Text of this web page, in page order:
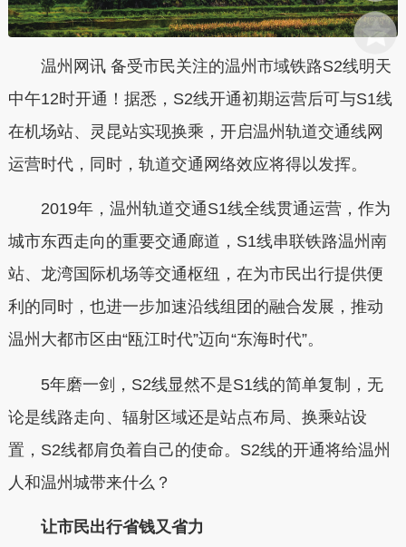
温州网讯 备受市民关注的温州市域铁路S2线明天
中午12时开通！据悉，S2线开通初期运营后可与S1线
在机场站、灵昆站实现换乘，开启温州轨道交通线网
运营时代，同时，轨道交通网络效应将得以发挥。
2019年，温州轨道交通S1线全线贯通运营，作为
城市东西走向的重要交通廊道，S1线串联铁路温州南
站、龙湾国际机场等交通枢纽，在为市民出行提供便
利的同时，也进一步加速沿线组团的融合发展，推动
温州大都市区由“瓯江时代”迈向“东海时代”。
5年磨一剑，S2线显然不是S1线的简单复制，无
论是线路走向、辐射区域还是站点布局、换乘站设
置，S2线都肩负着自己的使命。S2线的开通将给温州
人和温州城带来什么？
让市民出行省钱又省力